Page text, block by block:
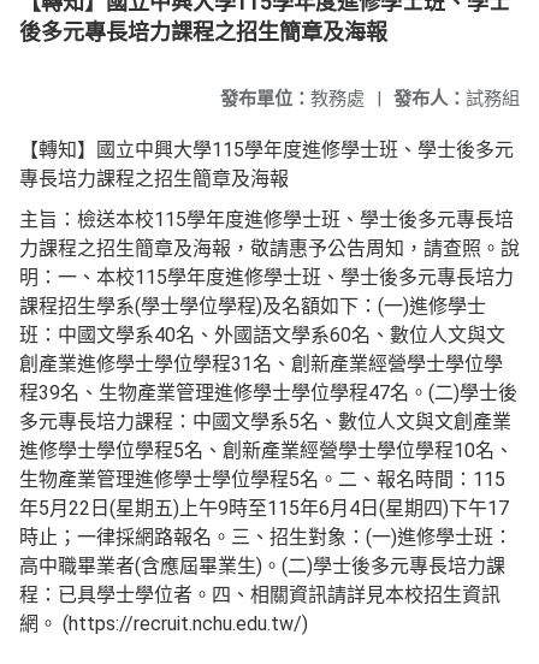
後多元專長培力課程之招生簡章及海報
發布人： 試務組
發布單位： 教務處 |
【轉知】國立中興大學115學年度進修學士班、學士後多元
專長培力課程之招生簡章及海報
主旨：檢送本校115學年度進修學士班、學士後多元專長培
力課程之招生簡章及海報，敬請惠予公告周知，請查照。說
明：一、本校115學年度進修學士班、學士後多元專長培力
課程招生學系(學士學位學程)及名額如下：(一)進修學士
班：中國文學系40名、外國語文學系60名、數位人文與文
創產業進修學士學位學程31名、創新產業經營學士學位學
程39名、生物產業管理進修學士學位學程47名。(二)學士後
多元專長培力課程：中國文學系5名、數位人文與文創產業
進修學士學位學程5名、創新產業經營學士學位學程10名、
生物產業管理進修學士學位學程5名。二、報名時間：115
年5月22日(星期五)上午9時至115年6月4日(星期四)下午17
時止；一律採網路報名。三、招生對象：(一)進修學士班：
高中職畢業者(含應屆畢業生)。(二)學士後多元專長培力課
程：已具學士學位者。四、相關資訊請詳見本校招生資訊
網。 (https://recruit.nchu.edu.tw/)